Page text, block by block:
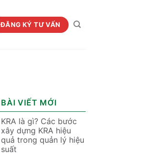
ĐĂNG KÝ TƯ VẤN
BÀI VIẾT MỚI
KRA là gì? Các bước
xây dựng KRA hiệu
quả trong quản lý hiệu
suất